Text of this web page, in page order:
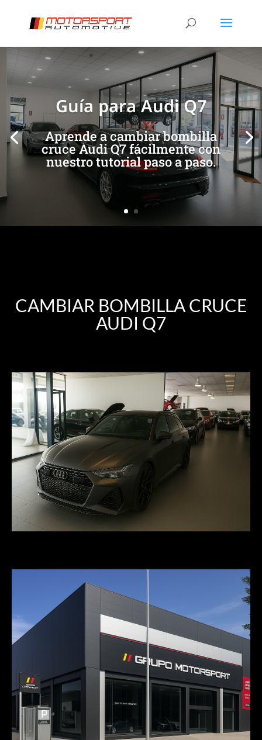
Guía para Audi Q7
Aprende a cambiar bombilla
cruce Audi Q7 fácilmente con
nuestro tutorial paso a paso.
[/et_pb_slide] [/et_pb_slide]
CAMBIAR BOMBILLA CRUCE
AUDI Q7